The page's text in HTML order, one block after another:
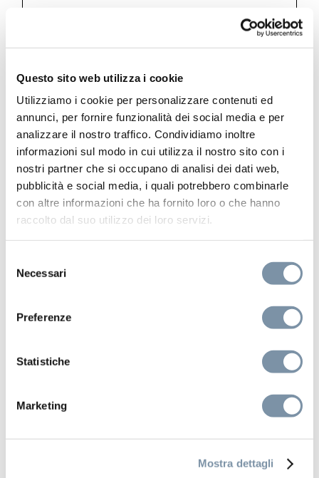
Questo sito web utilizza i cookie
Utilizziamo i cookie per personalizzare contenuti ed
annunci, per fornire funzionalità dei social media e per
analizzare il nostro traffico. Condividiamo inoltre
informazioni sul modo in cui utilizza il nostro sito con i
nostri partner che si occupano di analisi dei dati web,
pubblicità e social media, i quali potrebbero combinarle
con altre informazioni che ha fornito loro o che hanno
raccolto dal suo utilizzo dei loro servizi.
delNecessari
Preferenze
Statistiche
Marketing
Mostra dettagli
RU701 E